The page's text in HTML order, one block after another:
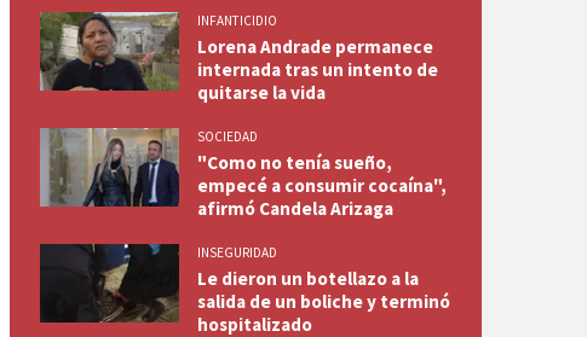
INFANTICIDIO
Lorena Andrade permanece
internada tras un intento de
quitarse la vida
SOCIEDAD
"Como no tenía sueño,
empecé a consumir cocaína",
afirmó Candela Arizaga
INSEGURIDAD
Le dieron un botellazo a la
salida de un boliche y terminó
hospitalizado